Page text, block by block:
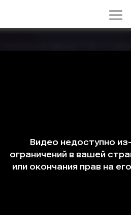
доказав, что данные были
ответственность. Семья
адвоката сталкиваются.